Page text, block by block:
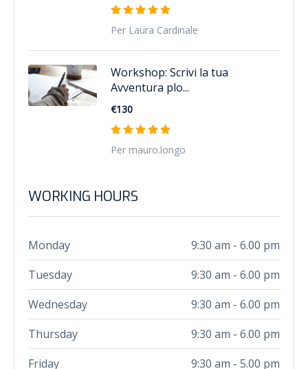
Per Laura Cardinale
Workshop: Scrivi la tua
Avventura plo...
€130
Per mauro.longo
WORKING HOURS
Monday
9:30 am - 6.00 pm
Tuesday
9:30 am - 6.00 pm
Wednesday
9:30 am - 6.00 pm
Thursday
9:30 am - 6.00 pm
Friday
9:30 am - 5.00 pm